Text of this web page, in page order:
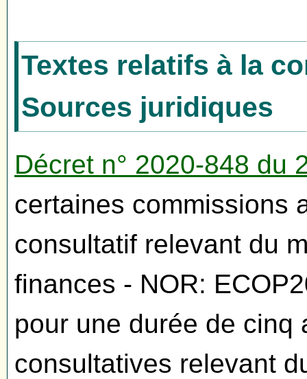
Textes relatifs à la
Sources juridiques
Décret n° 2020-848 du
certaines commissions
consultatif relevant du
finances - NOR:
pour une durée de cinq
consultatives relevant